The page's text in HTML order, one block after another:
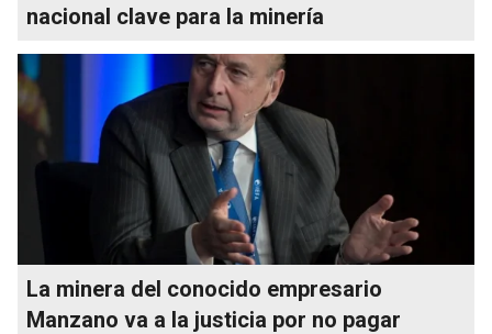
nacional clave para la minería
La minera del conocido empresario
Manzano va a la justicia por no pagar